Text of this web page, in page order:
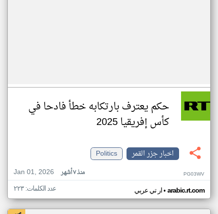
حكم يعترف بارتكابه خطأ فادحا في
كأس إفريقيا 2025
اخبار جزر القمر
Politics
Jan 01, 2026
منذ ٧ أشهر PG03WV
ار تي عربي• arabic.rt.com عدد الكلمات: ٢٢٣